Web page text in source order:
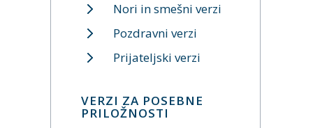
Nori in smešni verzi
Pozdravni verzi
Prijateljski verzi
VERZI ZA POSEBNE
PRILOŽNOSTI